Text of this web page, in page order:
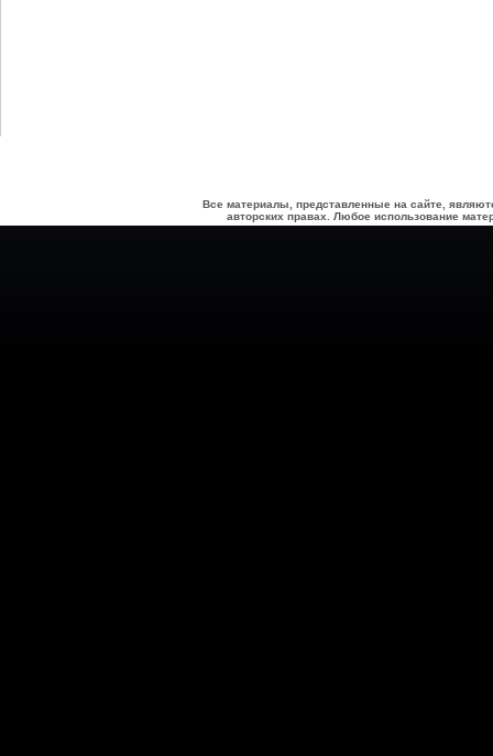
Все материалы, представленные на сайте,
авторских правах. Любое использование